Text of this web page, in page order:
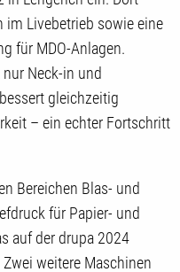
im Livebetrieb sowie eine
für MDO-Anlagen.
Neck-in und
gleichzeitig
– ein echter Fortschritt
Bereichen Blas- und
für Papier- und
auf der drupa 2024
weitere Maschinen